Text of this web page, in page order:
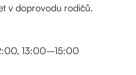
v doprovodu rodičů.
13:00–15:00